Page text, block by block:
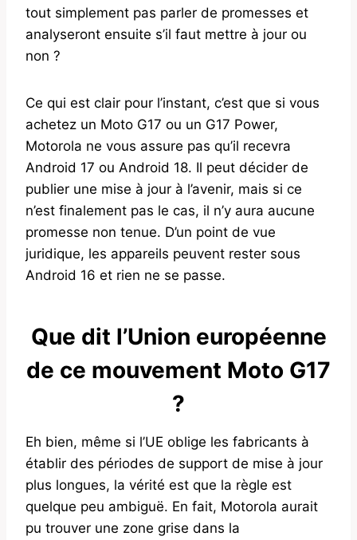
tout simplement pas parler de promesses et
analyseront ensuite s’il faut mettre à jour ou
non ?
Ce qui est clair pour l’instant, c’est que si vous
achetez un Moto G17 ou un G17 Power,
Motorola ne vous assure pas qu’il recevra
Android 17 ou Android 18. Il peut décider de
publier une mise à jour à l’avenir, mais si ce
n’est finalement pas le cas, il n’y aura aucune
promesse non tenue. D’un point de vue
juridique, les appareils peuvent rester sous
Android 16 et rien ne se passe.
Que dit l’Union européenne
de ce mouvement Moto G17
?
Eh bien, même si l’UE oblige les fabricants à
établir des périodes de support de mise à jour
plus longues, la vérité est que la règle est
quelque peu ambiguë. En fait, Motorola aurait
pu trouver une zone grise dans la